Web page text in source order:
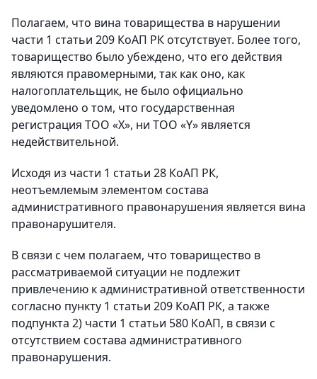
Полагаем, что вина товарищества в нарушении
части 1 статьи 209 КоАП РК отсутствует. Более того,
товарищество было убеждено, что его действия
являются правомерными, так как оно, как
налогоплательщик, не было официально
уведомлено о том, что государственная
регистрация ТОО «Х», ни ТОО «Y» является
недействительной.
Исходя из части 1 статьи 28 КоАП РК,
неотъемлемым элементом состава
административного правонарушения является вина
правонарушителя.
В связи с чем полагаем, что товарищество в
рассматриваемой ситуации не подлежит
привлечению к административной ответственности
согласно пункту 1 статьи 209 КоАП РК, а также
подпункта 2) части 1 статьи 580 КоАП, в связи с
отсутствием состава административного
правонарушения.